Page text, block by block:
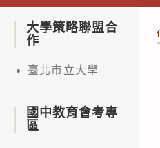
大學策略聯盟合
作
臺北市立大學
國中教育會考專
區